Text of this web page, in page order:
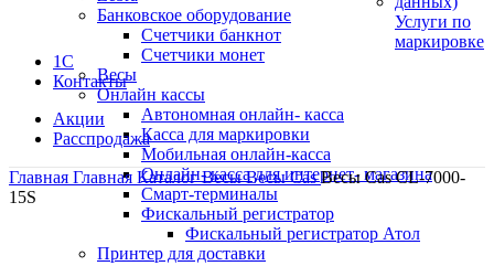
Банковское оборудование
Счетчики банкнот
Счетчики монет
Весы
Онлайн кассы
Автономная онлайн- касса
Касса для маркировки
Мобильная онлайн-касса
Онлайн- касса для интернет- магазина
Смарт-терминалы
Фискальный регистратор
Фискальный регистратор Атол
Принтер для доставки
Услуги по
маркировке
1С
Контакты
Акции
Расспродажа
Главная Главная КаталогВесыВесы CasВесы Cas CL-7000-
15S